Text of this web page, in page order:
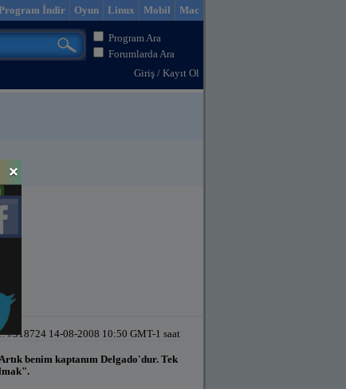
Mac
Mobil
Linux
Oyun
İndir
Program Ara
Forumlarda Ara
Giriş / Kayıt Ol
#318724 14-08-2008 10:50 GMT-1 saat
benim kaptanım Delgado'dur. Tek